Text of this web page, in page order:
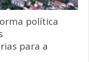
política
para a